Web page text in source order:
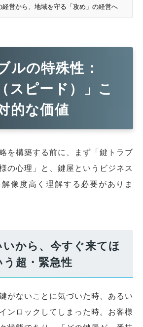
経営から、地域を守る「攻め」の経営へ
ルの特殊性：
スピード）」こ
的な価値
を構築する前に、まず「鍵トラブ
の心理」と、鍵屋というビジネス
像度高く理解する必要がありま
いから、今すぐ来てほ
超・緊急性
がないことに気づいた時、あるい
ンロックしてしまった時。お客様